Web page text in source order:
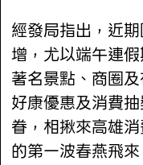
經發局指出，近
增，尤以端午連
著名景點、商圈
好康優惠及消費
眷，相揪來高雄
的第一波春燕飛